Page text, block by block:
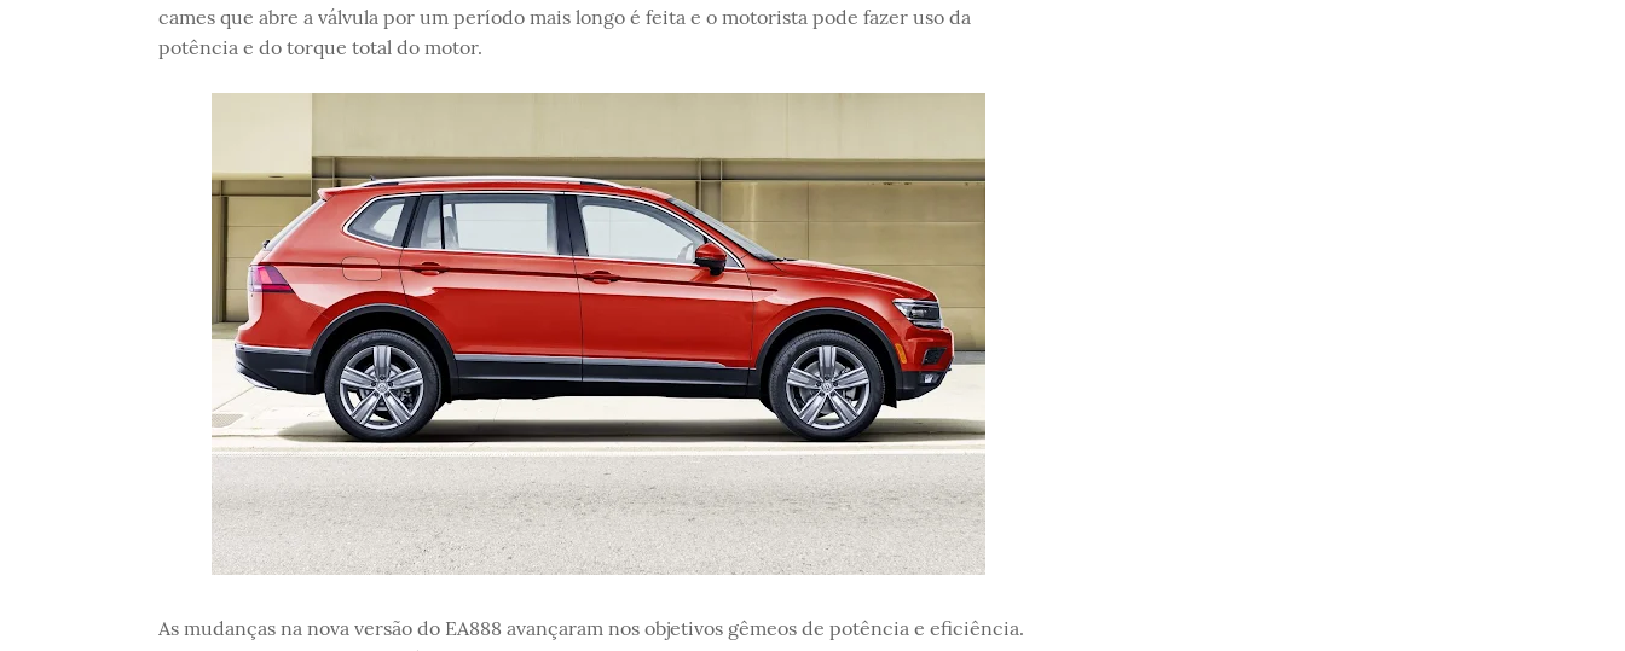
cames que abre a válvula por um período mais longo é feita e o motorista pode fazer uso da
potência e do torque total do motor.
As mudanças na nova versão do EA888 avançaram nos objetivos gêmeos de potência e eficiência.